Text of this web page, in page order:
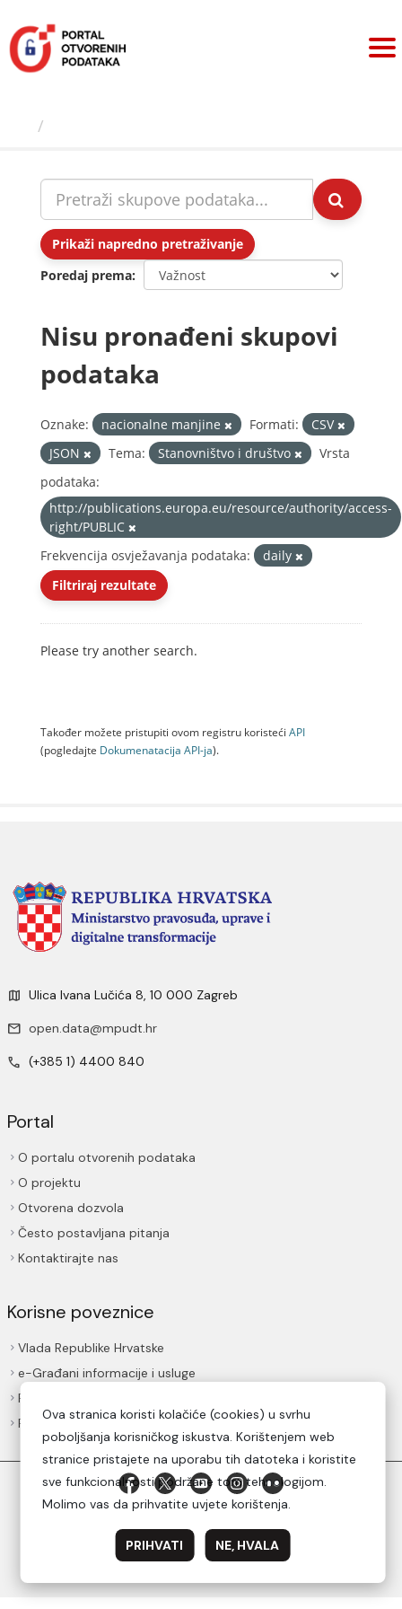
sadržaj
Prikaži napredno pretraživanje
Poredaj prema
Nisu pronađeni skupovi
podataka
Oznake: nacionalne manjine Formati:
CSV
JSON
Tema: Stanovništvo i društvo
Vrsta
podataka:
http://publications.europa.eu/resource/authority/access-
right/PUBLIC
Frekvencija osvježavanja podataka:
daily
Filtriraj rezultate
Please try another search.
Također možete pristupiti ovom registru koristeći API
(pogledajte Dokumenаtаcijа API-jа).